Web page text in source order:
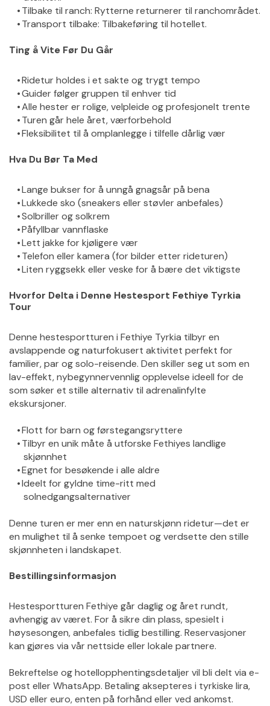
Tilbake til ranch: Rytterne returnerer til ranchområdet.
Transport tilbake: Tilbakeføring til hotellet.
Ting å Vite Før Du Går
Ridetur holdes i et sakte og trygt tempo
Guider følger gruppen til enhver tid
Alle hester er rolige, velpleide og profesjonelt trente
Turen går hele året, værforbehold
Fleksibilitet til å omplanlegge i tilfelle dårlig vær
Hva Du Bør Ta Med
Lange bukser for å unngå gnagsår på bena
Lukkede sko (sneakers eller støvler anbefales)
Solbriller og solkrem
Påfyllbar vannflaske
Lett jakke for kjøligere vær
Telefon eller kamera (for bilder etter rideturen)
Liten ryggsekk eller veske for å bære det viktigste
Hvorfor Delta i Denne Hestesport Fethiye Tyrkia
Tour
Denne hestesportturen i Fethiye Tyrkia tilbyr en
avslappende og naturfokusert aktivitet perfekt for
familier, par og solo-reisende. Den skiller seg ut som en
lav-effekt, nybegynnervennlig opplevelse ideell for de
som søker et stille alternativ til adrenalinfylte
ekskursjoner.
Flott for barn og førstegangsryttere
Tilbyr en unik måte å utforske Fethiyes landlige
skjønnhet
Egnet for besøkende i alle aldre
Ideelt for gyldne time-ritt med
solnedgangsalternativer
Denne turen er mer enn en naturskjønn ridetur—det er
en mulighet til å senke tempoet og verdsette den stille
skjønnheten i landskapet.
Bestillingsinformasjon
Hestesportturen Fethiye går daglig og året rundt,
avhengig av været. For å sikre din plass, spesielt i
høysesongen, anbefales tidlig bestilling. Reservasjoner
kan gjøres via vår nettside eller lokale partnere.
Bekreftelse og hotellopphentingsdetaljer vil bli delt via e-
post eller WhatsApp. Betaling aksepteres i tyrkiske lira,
USD eller euro, enten på forhånd eller ved ankomst.